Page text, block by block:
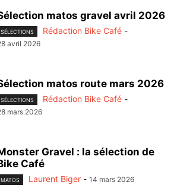
matos gravel avril 2026
SÉLECTIONS Rédaction Bike Café -
avril 2026
matos route mars 2026
SÉLECTIONS Rédaction Bike Café -
mars 2026
Gravel : la sélection de
Café
MATOS Laurent Biger - 14 mars 2026